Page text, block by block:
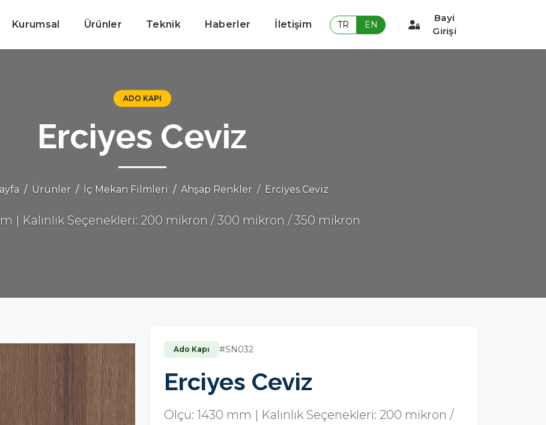
Kurumsal Ürünler Teknik Haberler İletişim TR EN
Bayi
Girişi
ADO KAPI
Erciyes Ceviz
Ürünler İç Mekan Filmleri Ahşap Renkler Erciyes Ceviz
| Kalınlık Seçenekleri: 200 mikron / 300 mikron / 350 mikron
Ado Kapı #SN032
Erciyes Ceviz
Ölçü: 1430 mm | Kalınlık Seçenekleri: 200 mikron /